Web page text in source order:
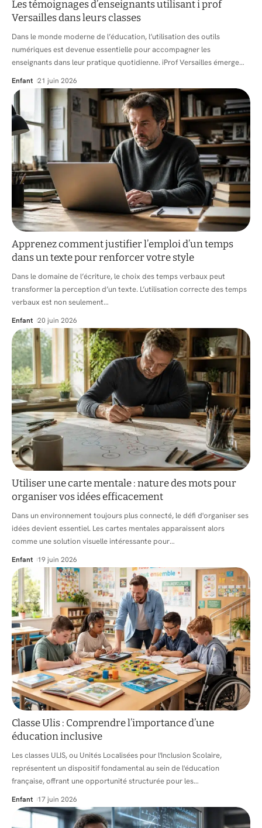
Les témoignages d’enseignants utilisant i prof
Versailles dans leurs classes
Dans le monde moderne de l’éducation, l’utilisation des outils
numériques est devenue essentielle pour accompagner les
enseignants dans leur pratique quotidienne. iProf Versailles émerge…
Enfant 21 juin 2026
Apprenez comment justifier l’emploi d’un temps
dans un texte pour renforcer votre style
Dans le domaine de l’écriture, le choix des temps verbaux peut
transformer la perception d’un texte. L’utilisation correcte des temps
verbaux est non seulement…
Enfant 20 juin 2026
Utiliser une carte mentale : nature des mots pour
organiser vos idées efficacement
Dans un environnement toujours plus connecté, le défi d'organiser ses
idées devient essentiel. Les cartes mentales apparaissent alors
comme une solution visuelle intéressante pour…
Enfant 19 juin 2026
Classe Ulis : Comprendre l’importance d’une
éducation inclusive
Les classes ULIS, ou Unités Localisées pour l'Inclusion Scolaire,
représentent un dispositif fondamental au sein de l'éducation
française, offrant une opportunité structurée pour les…
Enfant 17 juin 2026